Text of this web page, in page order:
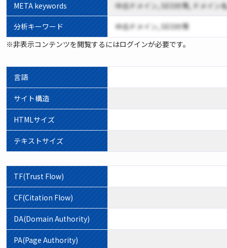
META keywords
中古ドメイン, SEO対策, ドメイン
分析キーワード
中古ドメイン, SEO対策
※非表示コンテンツを閲覧するにはログインが必要です。
言語
サイト構造
HTMLサイズ
テキストサイズ
TF(Trust Flow)
CF(Citation Flow)
DA(Domain Authority)
PA(Page Authority)